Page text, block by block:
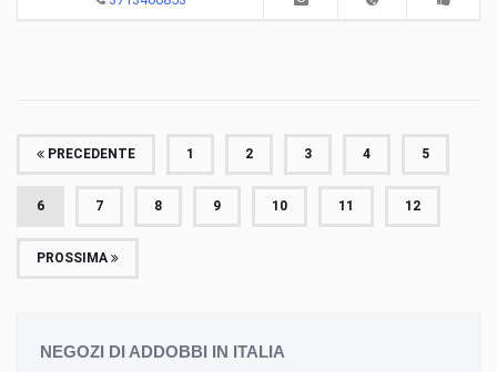
PRECEDENTE 1 2 3 4 5
6 7 8 9 10 11 12
PROSSIMA
NEGOZI DI ADDOBBI IN ITALIA